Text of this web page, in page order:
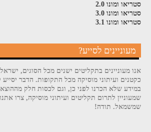
סטריאו ומונו 2.0
סטריאו ומונו 3.0
סטריאו ומונו 3.1
מעוניינים לסייע?
אנו מעוניינים בתקליטים ישנים מכל הסוגים,
כקטנים ועיתוני מוסיקה מכל התקופות. הדבר
במידע שלא הכרנו לפני כן, וגם לכסות חלק
שמעוניין לתרום תקליטים ועיתוני מוסיקה, צרו
שמשמאל. תודה!